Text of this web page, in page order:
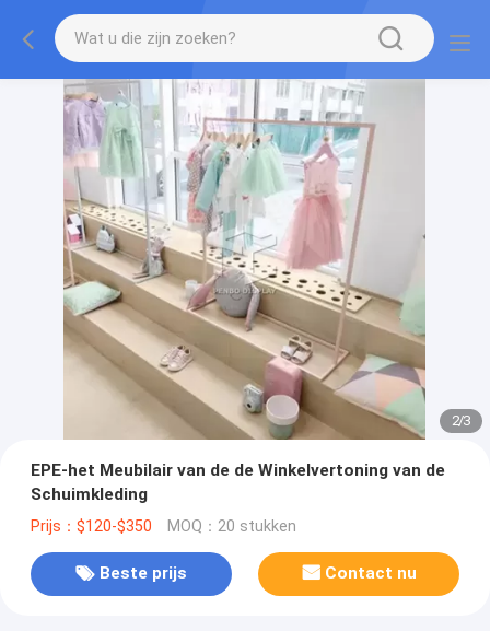
2/3
EPE-het Meubilair van de de Winkelvertoning van de
Schuimkleding
Prijs：$120-$350 MOQ：20 stukken
Beste prijs Contact nu